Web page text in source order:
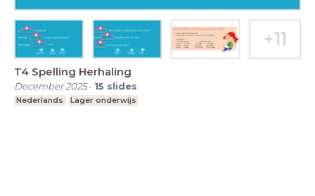
T4 Spelling Herhaling
December 2025- 15 slides
Nederlands Lager onderwijs